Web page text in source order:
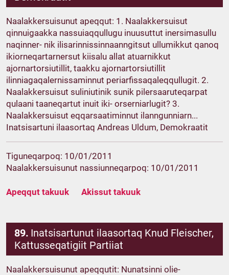
Naalakkersuisunut apeqqut: 1. Naalakkersuisut
qinnuigaakka nassuiaqqullugu inuusuttut inersimasullu
naqinner- nik ilisarinnissinnaanngitsut ullumikkut qanoq
ikiorneqartarnersut kiisalu allat atuarnikkut
ajornartorsiutillit, taakku ajornartorsiutillit
ilinniagaqalernissaminnut periarfissaqaleqqullugit. 2.
Naalakkersuisut suliniutinik sunik pilersaaruteqarpat
qulaani taaneqartut inuit iki- orserniarlugit? 3.
Naalakkersuisut eqqarsaatiminnut ilanngunniarn...
Inatsisartuni ilaasortaq Andreas Uldum, Demokraatit
Tiguneqarpoq: 10/01/2011
Naalakkersuisunut nassiunneqarpoq: 10/01/2011
Apeqqut takuuk Akissut takuuk
89. Inatsisartunut ilaasortaq Knud Fleischer,
Kattusseqatigiit Partiiat
Naalakkersuisunut apeqqutit: Nunatsinni olie-